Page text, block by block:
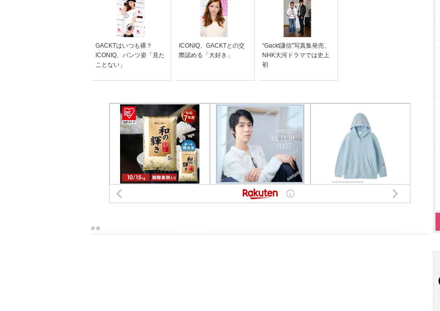
GACKTはいつも裸？
ICONIQ、パンツ姿「見た
ことない」
ICONIQ、GACKTとの交
際認める「大好き」
“Gackt謙信”写真集発売、
NHK大河ドラマでは史上
初
P R